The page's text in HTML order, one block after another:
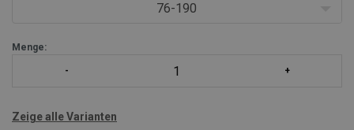
76-190
Menge:
Zeige alle Varianten